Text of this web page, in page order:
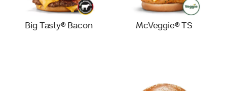
Big Tasty® Bacon McVeggie® TS